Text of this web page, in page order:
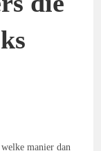
manier dan